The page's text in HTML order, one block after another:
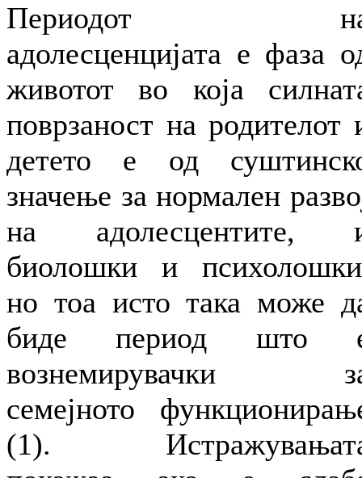
Периодот
адолесценцијата е фаза
животот во која
поврзаност на родителот
детето е од
значење за нормален
на адолесцентите,
биолошки и
но тоа исто така може
биде период што
вознемирувачки
семејното
(1).